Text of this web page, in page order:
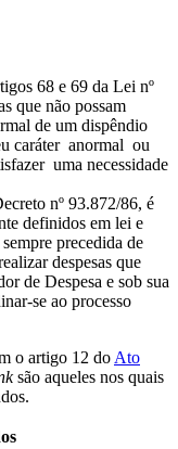
68 e 69 da Lei nº
que não possam
de um dispêndio
caráter anormal ou
uma necessidade
nº 93.872/86, é
definidos em lei e
precedida de
despesas que
de Despesa e sob sua
se ao processo
o artigo 12 do Ato
são aqueles nos quais